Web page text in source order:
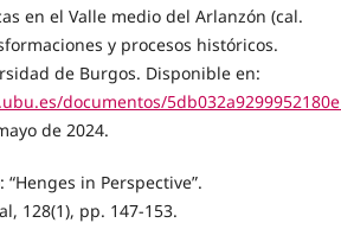
en el Valle medio del Arlanzón (cal.
y procesos históricos.
de Burgos. Disponible en:
documentos/
de 2024.
“Henges in Perspective”.
128(1), pp. 147-153.